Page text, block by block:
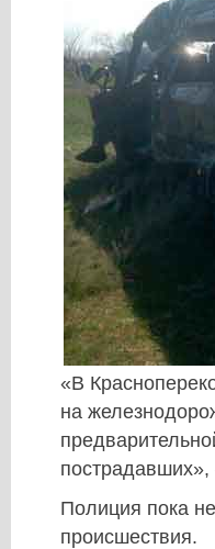
«В
на
пострадавших»,
Полиция пока
происшествия.